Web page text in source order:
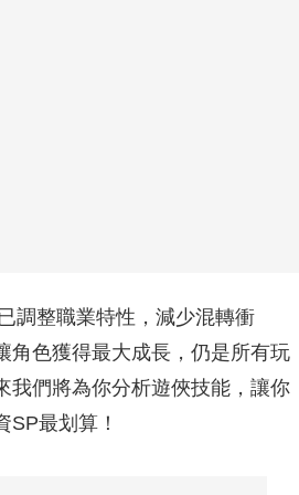
調整職業特性，減少混轉衝
角色獲得最大成長，仍是所有玩
我們將為你分析遊俠技能，讓你
SP最划算！